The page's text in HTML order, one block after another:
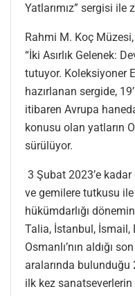
Yatlarımız” sergisi ile
Rahmi M. Koç
“İki Asırlık Gelenek:
tutuyor. Koleksiyoner
hazırlanan sergide,
itibaren Avrupa
konusu olan yatların
sürülüyor.
3 Şubat 2023’e
ve gemilere tutkusu
hükümdarlığı
Talia, İstanbul, İsmail,
Osmanlı’nın aldığı
aralarında bulunduğu
ilk kez